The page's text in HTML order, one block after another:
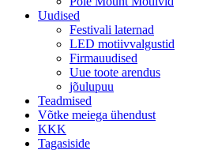
Uudised
Festivali laternad
LED motiivvalgustid
Firmauudised
Uue toote arendus
jõulupuu
Teadmised
Võtke meiega ühendust
KKK
Tagasiside